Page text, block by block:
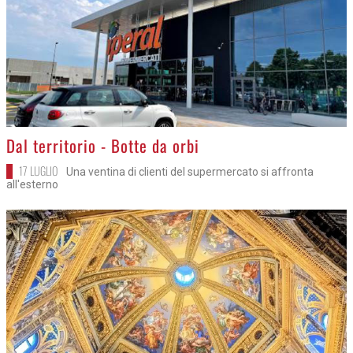
>
Dal territorio - Botte da orbi
17 LUGLIO
Una ventina di clienti del supermercato si affronta
all'esterno